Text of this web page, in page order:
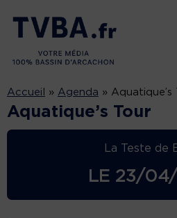
Accueil » Agenda » Aquatique’s
Aquatique’s Tour
La Teste de
LE 23/